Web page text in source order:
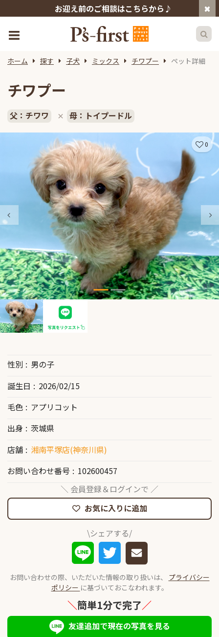
お迎え前のご相談はこちらから♪
ホーム 探す 子犬 ミックス チワプー ペット詳細
チワプー
父：チワワ × 母：トイプードル
0
性別
男の子
誕生日
2026/02/15
毛色
アプリコット
出身
茨城県
店舗
湘南平塚店(神奈川県)
お問い合わせ番号
102600457
＼ 会員登録＆ログインで ／
お気に入りに追加
\シェアする/
お問い合わせの際、いただいた情報の取り扱いは、 プライバシー
ポリシー に基づいておこなわれます。
＼簡単1分で完了／
友達追加で現在の写真を見る